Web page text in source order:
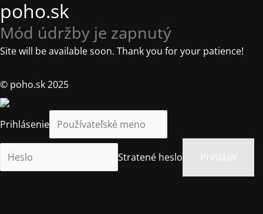
poho.sk
Mód údržby je zapnutý
Site will be available soon. Thank you for your patience!
© poho.sk 2025
Prihlásenie
Stratené heslo